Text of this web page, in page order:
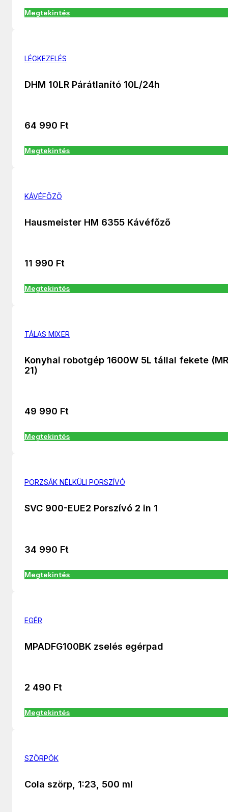
Megtekintés
LÉGKEZELÉS
DHM 10LR Párátlanító 10L/24h
64 990 Ft
Megtekintés
KÁVÉFŐZŐ
Hausmeister HM 6355 Kávéfőző
11 990 Ft
Megtekintés
TÁLAS MIXER
Konyhai robotgép 1600W 5L tállal fekete
21)
49 990 Ft
Megtekintés
PORZSÁK NÉLKÜLI PORSZÍVÓ
SVC 900-EUE2 Porszívó 2 in 1
34 990 Ft
Megtekintés
EGÉR
MPADFG100BK zselés egérpad
2 490 Ft
Megtekintés
SZÖRPÖK
Cola szörp, 1:23, 500 ml